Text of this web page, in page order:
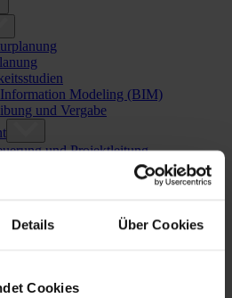
Details Über Cookies
Cookies
Modeling (BIM)
und Vergabe
und Projektleitung
Vertragsmanagement
Taxonomie Beratung